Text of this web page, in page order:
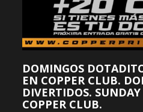
DOMINGOS
EN COPPER CLUB.
DIVERTIDOS.
COPPER CLUB.